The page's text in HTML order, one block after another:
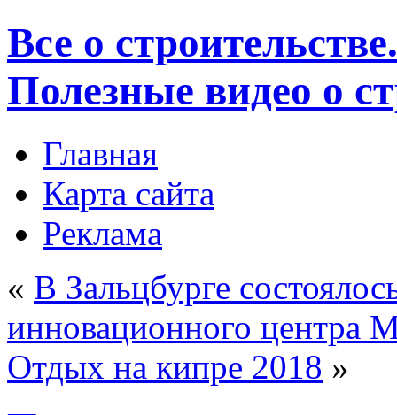
Все о
Полезные видео о
Главная
Карта сайта
Реклама
« В Зальцбурге
инновационного центра
Отдых на кипре 2018 »